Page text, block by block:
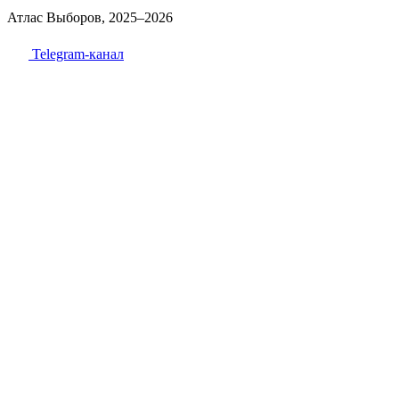
Атлас Выборов, 2025–2026
Telegram-канал